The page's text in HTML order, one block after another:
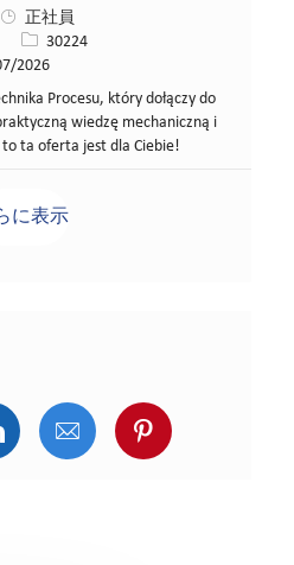
正社員
求人ID30224
2026
Procesu, który dołączy do
wiedzę mechaniczną i
to ta oferta jest dla Ciebie!
に表示
ア でシェア
LinkedInでシェア
メールでシェア
Pinterestで